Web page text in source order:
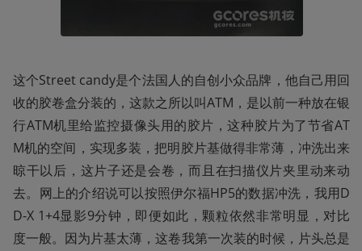
这个Street candy是个法国人的自创小众品牌，他自己用回
收的胶卷盒分装的，这款之所以叫ATM，是以前一种放在银
行ATM机里给监控摄像头用的胶片，这种胶片为了节省AT
M机的空间，实现多装，把明胶片基做得非常薄，冲洗出来
晾干以后，这片子还是会卷，而且在扫描仪片夹里动来动
去。网上的介绍说可以按照伊尔福HP5的数据冲洗，我用D
D-X 1+4显影9分钟，即便如此，颗粒依然非常明显，对比
度一般。因为片基太薄，这卷我第一次装的时候，片头总是